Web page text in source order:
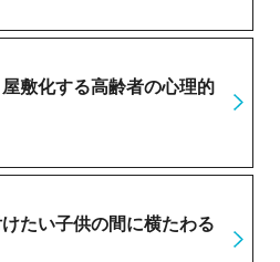
敷化する高齢者の心理的
たい子供の間に横たわる